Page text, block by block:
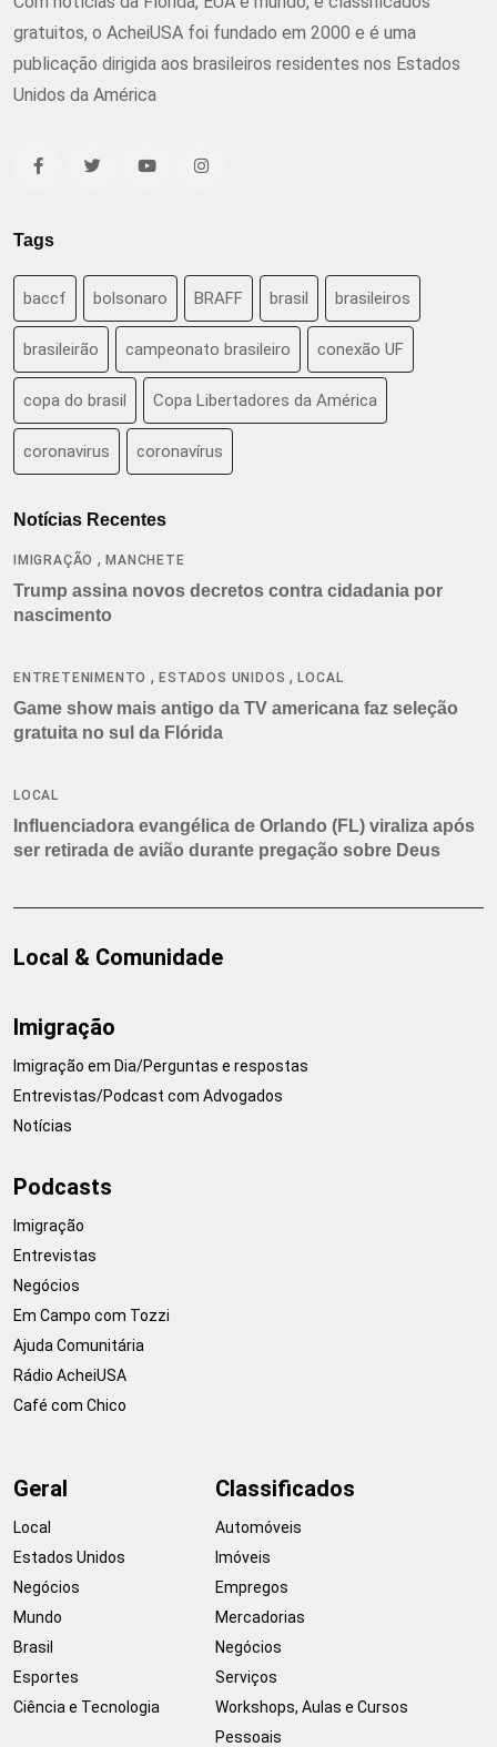
gratuitos, o AcheiUSA foi fundado em 2000 e é uma
publicação dirigida aos brasileiros residentes nos Estados
Unidos da América
Tags
baccf bolsonaro BRAFF brasil brasileiros
brasileirão campeonato brasileiro conexão UF
copa do brasil Copa Libertadores da América
coronavirus coronavírus
Notícias Recentes
IMIGRAÇÃO ,MANCHETE
Trump assina novos decretos contra cidadania por
nascimento
ENTRETENIMENTO ,ESTADOS UNIDOS ,LOCAL
Game show mais antigo da TV americana faz seleção
gratuita no sul da Flórida
LOCAL
Influenciadora evangélica de Orlando (FL) viraliza após
ser retirada de avião durante pregação sobre Deus
Local & Comunidade
Imigração
Imigração em Dia/Perguntas e respostas
Entrevistas/Podcast com Advogados
Notícias
Podcasts
Imigração
Entrevistas
Negócios
Em Campo com Tozzi
Ajuda Comunitária
Rádio AcheiUSA
Café com Chico
Geral
Local
Estados Unidos
Negócios
Mundo
Brasil
Esportes
Ciência e Tecnologia
Classificados
Automóveis
Imóveis
Empregos
Mercadorias
Negócios
Serviços
Workshops, Aulas e Cursos
Pessoais